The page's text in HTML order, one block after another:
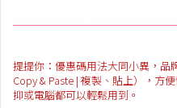
提提你：優惠碼用法大同小異，品
Copy & Paste | 複製、貼上），方
抑或電腦都可以輕鬆用到。